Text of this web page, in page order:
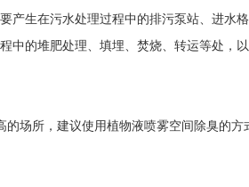
生在污水处理过程中的排污泵站、进水格
中的堆肥处理、填埋、焚烧、转运等处，
场所，建议使用植物液喷雾空间除臭的方